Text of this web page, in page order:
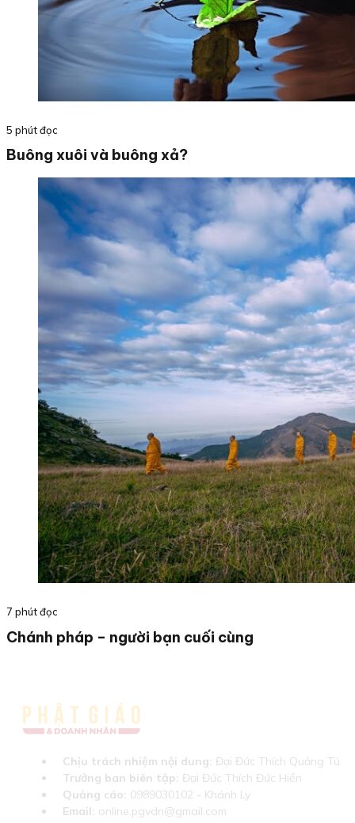
5 phút đọc
Buông xuôi và buông xả?
7 phút đọc
Chánh pháp – người bạn cuối cùng
Chịu trách nhiệm nội dung: Đại Đức Thích Quảng Tú
Trưởng ban biên tập: Đại Đức Thích Đức Hiển
Quảng cáo: 0989030102 - Khánh Ly
Email: online.pgvdn@gmail.com